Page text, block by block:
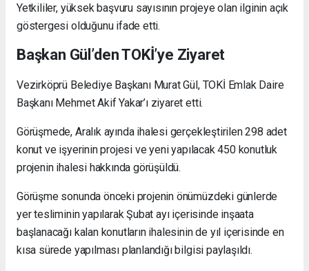
Yetkililer, yüksek başvuru sayısının projeye olan ilginin açık
göstergesi olduğunu ifade etti.
Başkan Gül’den TOKİ’ye Ziyaret
Vezirköprü Belediye Başkanı Murat Gül, TOKİ Emlak Daire
Başkanı Mehmet Akif Yakar’ı ziyaret etti.
Görüşmede, Aralık ayında ihalesi gerçekleştirilen 298 adet
konut ve işyerinin projesi ve yeni yapılacak 450 konutluk
projenin ihalesi hakkında görüşüldü.
Görüşme sonunda önceki projenin önümüzdeki günlerde
yer tesliminin yapılarak Şubat ayı içerisinde inşaata
başlanacağı kalan konutların ihalesinin de yıl içerisinde en
kısa sürede yapılması planlandığı bilgisi paylaşıldı.